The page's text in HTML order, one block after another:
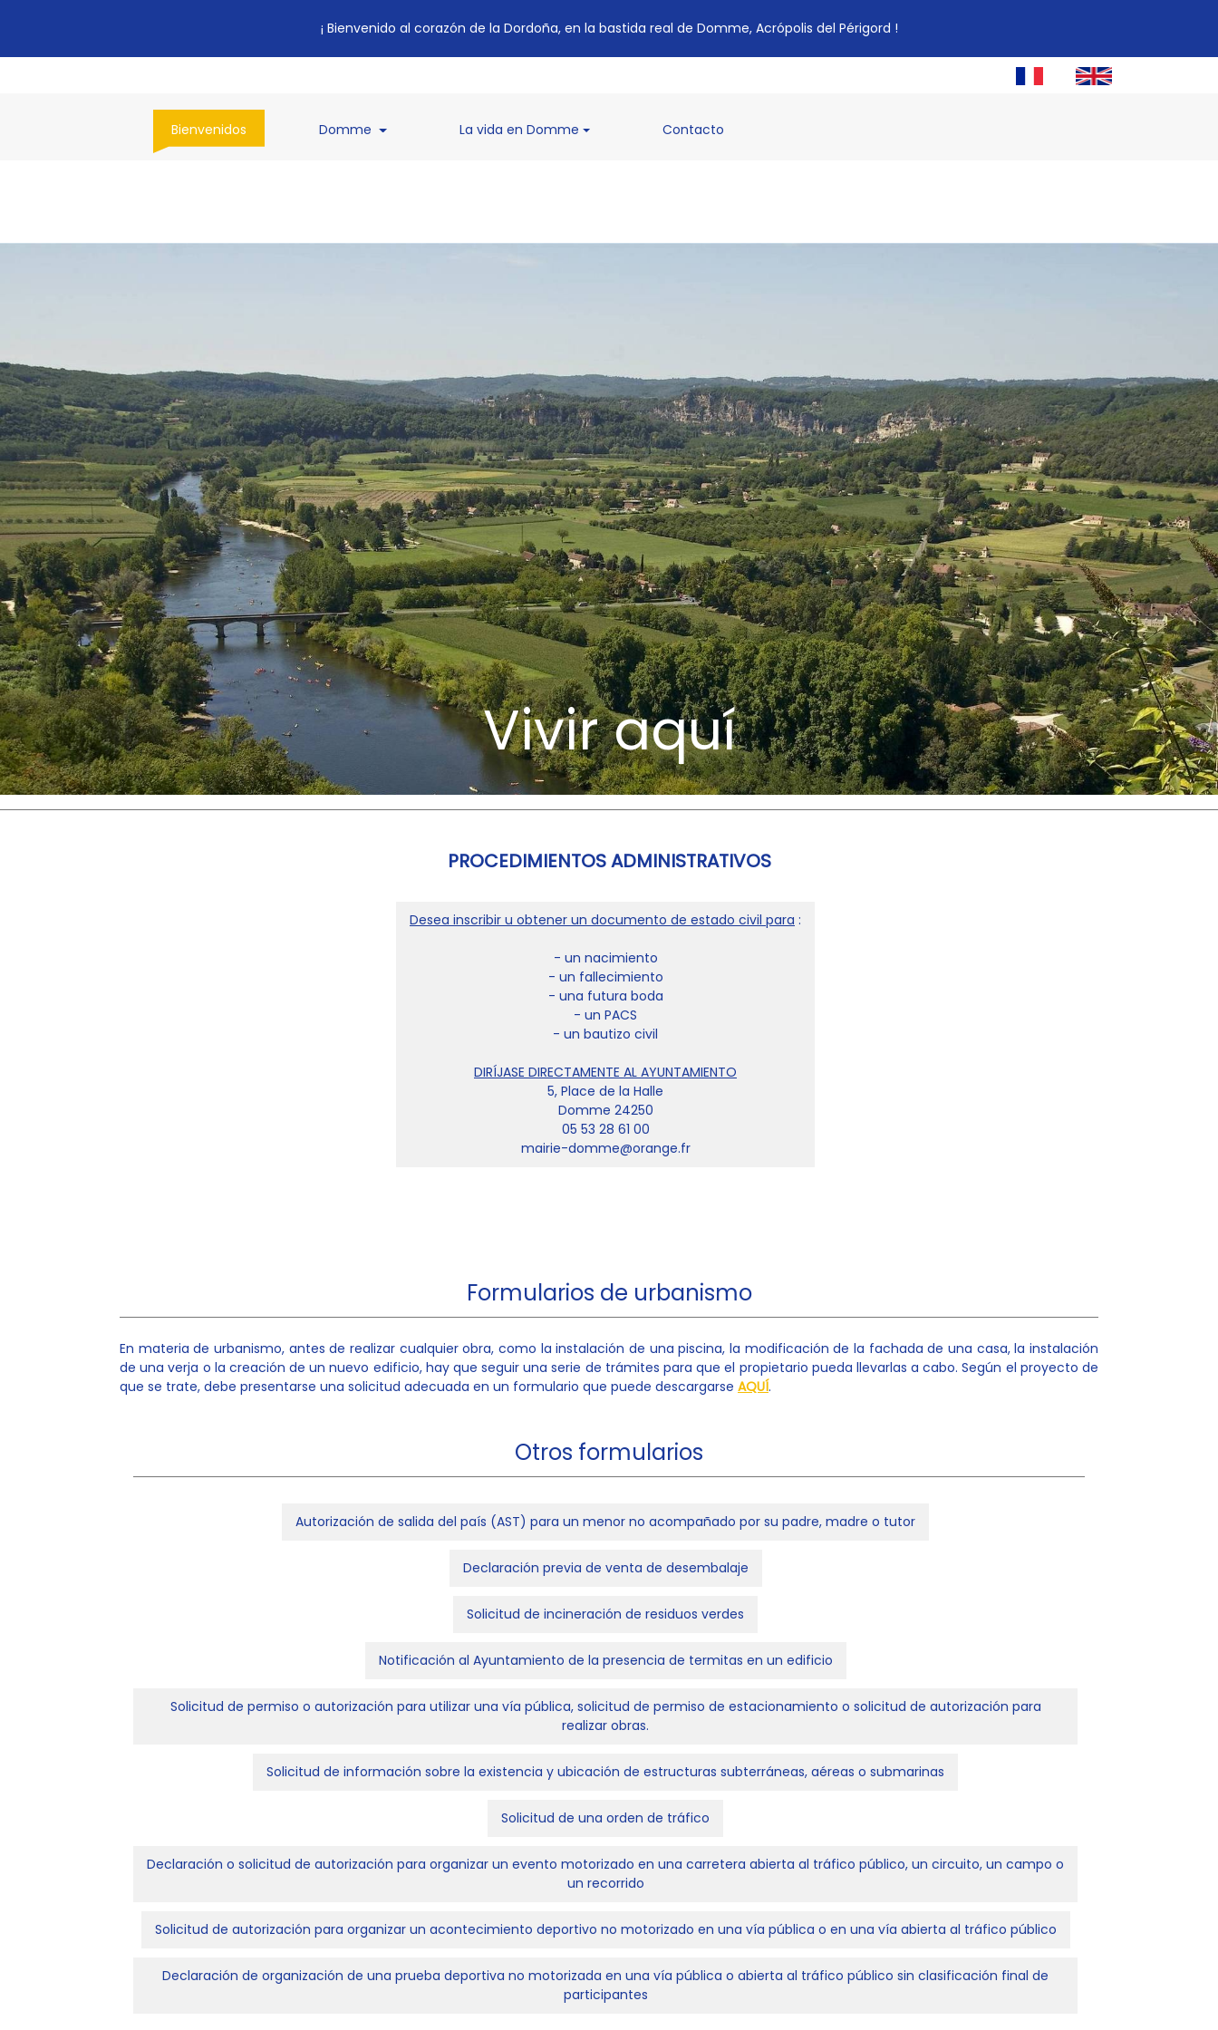
¡ Bienvenido al corazón de la Dordoña, en la bastida real de Domme, Acrópolis del Périgord !
Bienvenidos Domme (current) La vida en Domme(current) Contacto
Vivir aquí
PROCEDIMIENTOS ADMINISTRATIVOS
Desea inscribir u obtener un documento de estado civil para :
- un nacimiento
- un fallecimiento
- una futura boda
- un PACS
- un bautizo civil
DIRÍJASE DIRECTAMENTE AL AYUNTAMIENTO
5, Place de la Halle
Domme 24250
05 53 28 61 00
mairie-domme@orange.fr
Formularios de urbanismo
En materia de urbanismo, antes de realizar cualquier obra, como la instalación de una piscina, la modificación de la fachada de una casa, la instalación
de una verja o la creación de un nuevo edificio, hay que seguir una serie de trámites para que el propietario pueda llevarlas a cabo. Según el proyecto de
que se trate, debe presentarse una solicitud adecuada en un formulario que puede descargarse AQUÍ.
Otros formularios
Autorización de salida del país (AST) para un menor no acompañado por su padre, madre o tutor
Declaración previa de venta de desembalaje
Solicitud de incineración de residuos verdes
Notificación al Ayuntamiento de la presencia de termitas en un edificio
Solicitud de permiso o autorización para utilizar una vía pública, solicitud de permiso de estacionamiento o solicitud de autorización para
realizar obras.
Solicitud de información sobre la existencia y ubicación de estructuras subterráneas, aéreas o submarinas
Solicitud de una orden de tráfico
Declaración o solicitud de autorización para organizar un evento motorizado en una carretera abierta al tráfico público, un circuito, un campo o
un recorrido
Solicitud de autorización para organizar un acontecimiento deportivo no motorizado en una vía pública o en una vía abierta al tráfico público
Declaración de organización de una prueba deportiva no motorizada en una vía pública o abierta al tráfico público sin clasificación final de
participantes